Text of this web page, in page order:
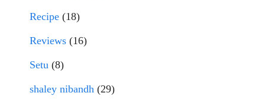
Recipe (18)
Reviews (16)
Setu (8)
shaley nibandh (29)